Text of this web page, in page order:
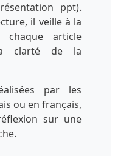
ppt).
il veille à la
chaque article
clarté de la
par les
ou en français,
sur une